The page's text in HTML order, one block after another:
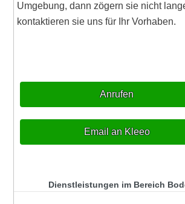
Umgebung, dann zögern sie nicht
kontaktieren sie uns für Ihr Vorhaben.
Anrufen
Email an Kleeo
Dienstleistungen im Bereich